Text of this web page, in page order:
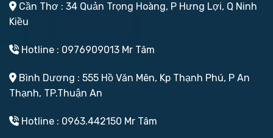
Cần Thơ : 34 Quản Trọng Hoàng, P Hưng Lợi, Q Ninh
Kiều
Hotline : 0976909013 Mr Tâm
Bình Dương : 555 Hồ Văn Mên, Kp Thạnh Phú, P An
Thạnh, TP.Thuận An
Hotline : 0963.442150 Mr Tâm